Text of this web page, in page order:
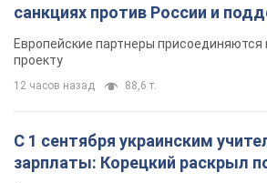
санкциях против России и
Видео
Европейские партнеры
проекту
12 часов назад 88,6 т.
С 1 сентября украинским
зарплаты: Корецкий раскрыл